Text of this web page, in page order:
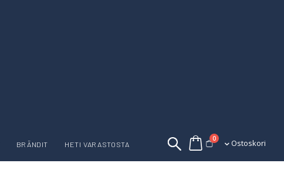
Ostoskori
0tuotettaOstoskori
BRÄNDIT HETI VARASTOSTA